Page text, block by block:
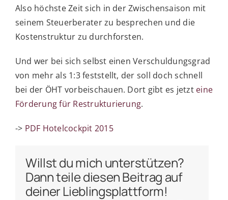
Also höchste Zeit sich in der Zwischensaison mit
seinem Steuerberater zu besprechen und die
Kostenstruktur zu durchforsten.
Und wer bei sich selbst einen Verschuldungsgrad
von mehr als 1:3 feststellt, der soll doch schnell
bei der ÖHT vorbeischauen. Dort gibt es jetzt eine
Förderung für Restrukturierung.
-> PDF Hotelcockpit 2015
Willst du mich unterstützen?
Dann teile diesen Beitrag auf
deiner Lieblingsplattform!